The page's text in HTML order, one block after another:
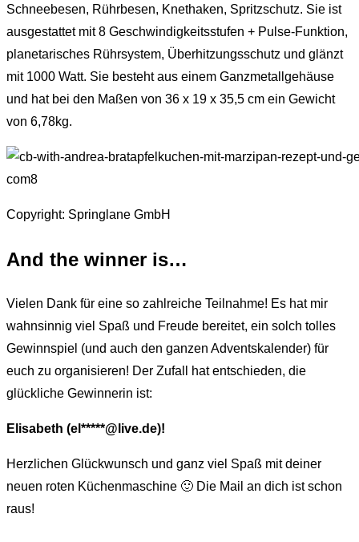
Schneebesen, Rührbesen, Knethaken, Spritzschutz. Sie ist
ausgestattet mit 8 Geschwindigkeitsstufen + Pulse-Funktion,
planetarisches Rührsystem, Überhitzungsschutz und glänzt
mit 1000 Watt. Sie besteht aus einem Ganzmetallgehäuse
und hat bei den Maßen von 36 x 19 x 35,5 cm ein Gewicht
von 6,78kg.
Copyright: Springlane GmbH
And the winner is…
Vielen Dank für eine so zahlreiche Teilnahme! Es hat mir
wahnsinnig viel Spaß und Freude bereitet, ein solch tolles
Gewinnspiel (und auch den ganzen Adventskalender) für
euch zu organisieren! Der Zufall hat entschieden, die
glückliche Gewinnerin ist:
Elisabeth (el*****@live.de)!
Herzlichen Glückwunsch und ganz viel Spaß mit deiner
neuen roten Küchenmaschine 🙂 Die Mail an dich ist schon
raus!